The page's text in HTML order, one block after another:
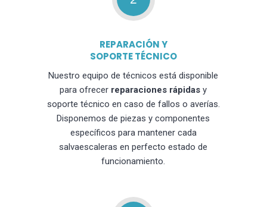
REPARACIÓN Y
SOPORTE TÉCNICO
Nuestro equipo de técnicos está disponible
para ofrecer reparaciones rápidas y
soporte técnico en caso de fallos o averías.
Disponemos de piezas y componentes
específicos para mantener cada
salvaescaleras en perfecto estado de
funcionamiento.